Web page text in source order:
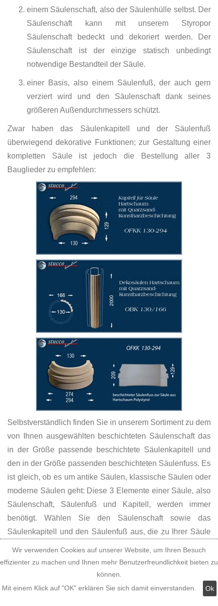
einem Säulenschaft, also der Säulenhülle selbst. Der
Säulenschaft kann mit unserem Styropor
Säulenschaft bedeckt und dekoriert werden. Der
Säulenschaft ist der einzige statisch unbedingt
notwendige Bestandteil der Säule.
einer Basis, also einem Säulenfuß, der auch gern
verziert wird und den Säulenschaft dank seines
größeren Außendurchmessers schützt.
Zwar haben das Säulenkapitell und der Säulenfuß
überwiegend dekorative Funktionen; zur Gestaltung einer
kompletten Säule ist jedoch die Bestellung aller 3
Bauglieder zu empfehlen:
Selbstverständlich finden Sie in unserem Sortiment zu dem
von Ihnen ausgewählten beschichteten Säulenschaft das
in der Größe passende beschichtete Säulenkapitell und
den in der Größe passenden beschichteten Säulenfuss. Es
ist gleich, ob es um antike Säulen, klassische Säulen oder
moderne Säulen geht: Diese 3 Elemente einer Säule, also
Säulenschaft, Säulenfuß und Kapitell, werden immer
benötigt. Wählen Sie den Säulenschaft sowie das
Säulenkapitell und den Säulenfuß aus, die zu Ihrer Säule
Wie das passende Kapitell zu
Stucksäule, Halbsäule oder Pilaster
Wir verwenden Cookies auf unserer Website, um Ihren Besuch
effizienter zu machen und Ihnen mehr Benutzerfreundlichkeit bieten zu
können.
Mit einem Klick auf "OK" erklären Sie sich damit einverstanden.
Ok